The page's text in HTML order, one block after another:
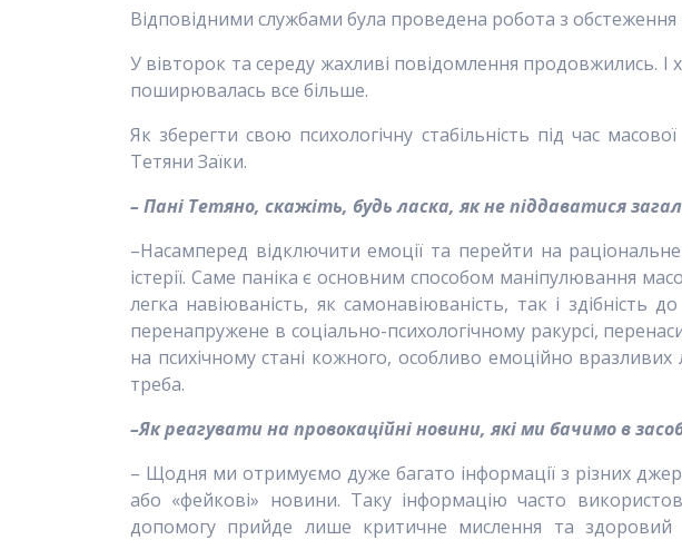
Відповідними службами була проведена робота з
У вівторок та середу жахливі повідомлення продовжились.
поширювалась все більше.
Як зберегти свою психологічну стабільність під час
Тетяни Заїки.
–Пані Тетяно, скажіть, будь ласка, як не піддаватися
–Насамперед відключити емоції та перейти на
істерії. Саме паніка є основним способом маніпулювання
легка навіюваність, як самонавіюваність, так і
перенапружене в соціально-психологічному ракурсі,
на психічному стані кожного, особливо емоційно
треба.
–Як реагувати на провокаційні новини, які ми бачимо в
– Щодня ми отримуємо дуже багато інформації з різних
або «фейкові» новини. Таку інформацію часто
допомогу прийде лише критичне мислення та здоровий